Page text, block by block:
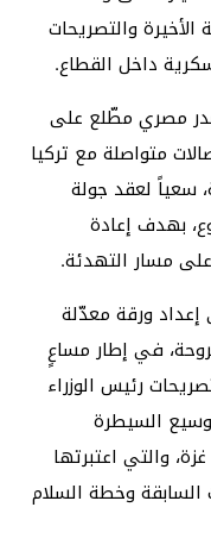
الأخيرة والتصريحات
داخل القطاع.
مصري مطّلع على
متواصلة مع تركيا
سعياً لعقد جولة
بهدف إعادة
مسار التهدئة.
ورقة معدّلة
في إطار مساعٍ
رئيس الوزراء
السيطرة
والتي اعتبرتها
السابقة وخطة السلام